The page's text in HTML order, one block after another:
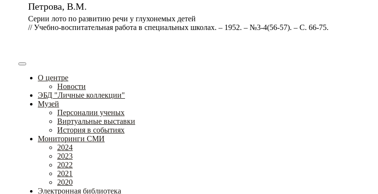
Петрова, В.М.
Серии лото по развитию речи у глухонемых детей
// Учебно-воспитательная работа в специальных школах. – 1952. – №3-4(56-57). – С. 66-75.
О центре
Новости
ЭБД "Личные коллекции"
Музей
Персоналии ученых
Виртуальные выставки
История в событиях
Мониторинги СМИ
2024
2023
2022
2021
2020
Электронная библиотека